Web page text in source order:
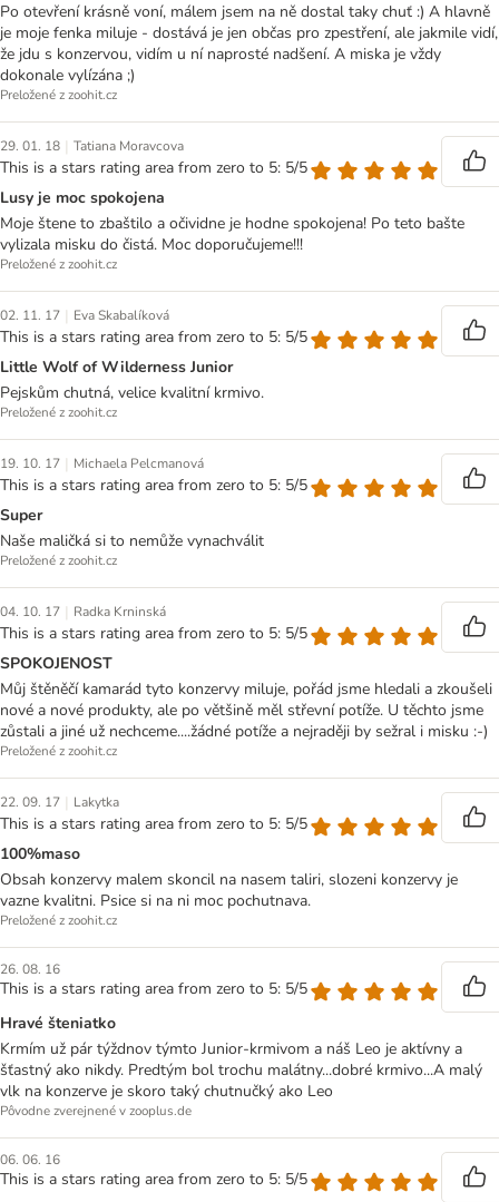
Po otevření krásně voní, málem jsem na ně dostal taky chuť :) A hlavně
je moje fenka miluje - dostává je jen občas pro zpestření, ale jakmile vidí,
že jdu s konzervou, vidím u ní naprosté nadšení. A miska je vždy
dokonale vylízána ;)
Preložené z zoohit.cz
29. 01. 18 | Tatiana Moravcova
This is a stars rating area from zero to 5: 5/5
Lusy je moc spokojena
Moje štene to zbaštilo a očividne je hodne spokojena! Po teto bašte
vylizala misku do čistá. Moc doporučujeme!!!
Preložené z zoohit.cz
02. 11. 17 | Eva Skabalíková
This is a stars rating area from zero to 5: 5/5
Little Wolf of Wilderness Junior
Pejskům chutná, velice kvalitní krmivo.
Preložené z zoohit.cz
19. 10. 17 | Michaela Pelcmanová
This is a stars rating area from zero to 5: 5/5
Super
Naše maličká si to nemůže vynachválit
Preložené z zoohit.cz
04. 10. 17 | Radka Krninská
This is a stars rating area from zero to 5: 5/5
SPOKOJENOST
Můj štěněčí kamarád tyto konzervy miluje, pořád jsme hledali a zkoušeli
nové a nové produkty, ale po většině měl střevní potíže. U těchto jsme
zůstali a jiné už nechceme....žádné potíže a nejraději by sežral i misku :-)
Preložené z zoohit.cz
22. 09. 17 | Lakytka
This is a stars rating area from zero to 5: 5/5
100%maso
Obsah konzervy malem skoncil na nasem taliri, slozeni konzervy je
vazne kvalitni. Psice si na ni moc pochutnava.
Preložené z zoohit.cz
26. 08. 16
This is a stars rating area from zero to 5: 5/5
Hravé šteniatko
Krmím už pár týždnov týmto Junior-krmivom a náš Leo je aktívny a
šťastný ako nikdy. Predtým bol trochu malátny...dobré krmivo...A malý
vlk na konzerve je skoro taký chutnučký ako Leo
Pôvodne zverejnené v zooplus.de
06. 06. 16
This is a stars rating area from zero to 5: 5/5